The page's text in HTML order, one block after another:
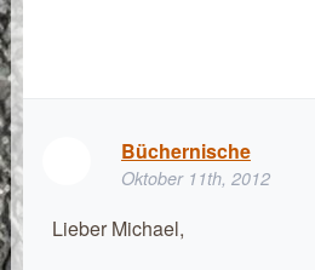
Büchernische
Oktober 11th, 2012
Lieber Michael,